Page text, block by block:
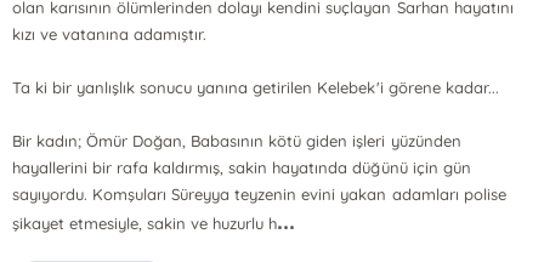
olan karısının ölümlerinden dolayı kendini suçlayan Sarhan hayatını
kızı ve vatanına adamıştır.
Ta ki bir yanlışlık sonucu yanına getirilen Kelebek'i görene kadar...
Bir kadın; Ömür Doğan, Babasının kötü giden işleri yüzünden
hayallerini bir rafa kaldırmış, sakin hayatında düğünü için gün
sayıyordu. Komşuları Süreyya teyzenin evini yakan adamları polise
şikayet etmesiyle, sakin ve huzurlu h...